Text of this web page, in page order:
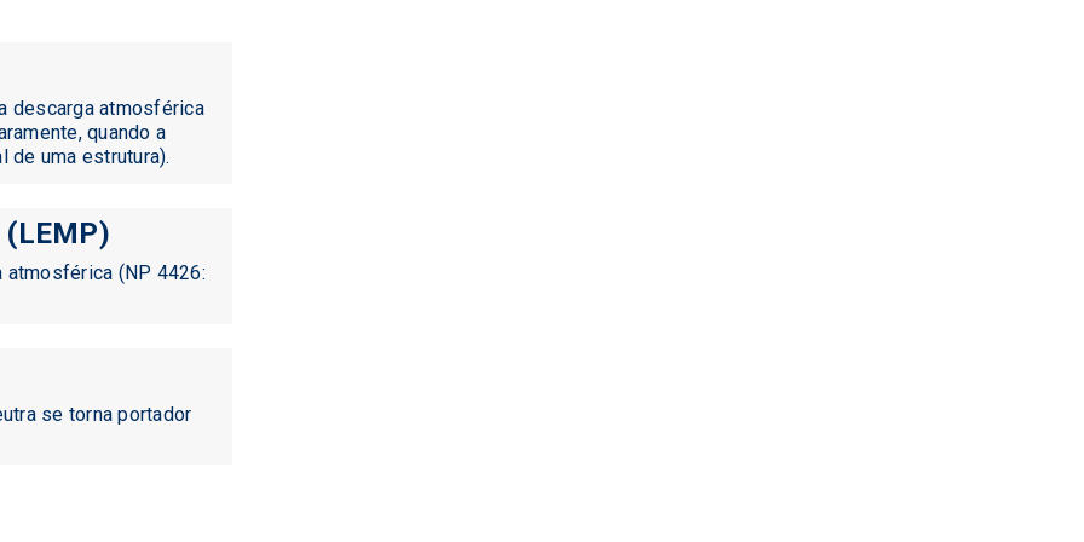
descarga atmosférica
quando a
de uma estrutura).
(NP 4426:
se torna portador